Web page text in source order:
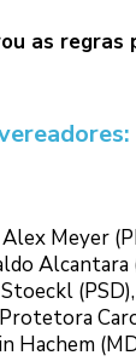
as regras
Meyer
Alcantara
Hachem